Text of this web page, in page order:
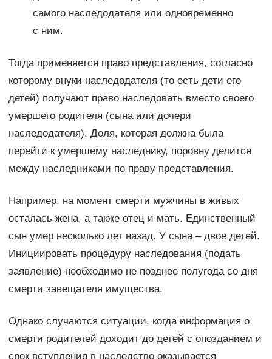
самого наследодателя или одновременно
с ним.
Тогда применяется право представления, согласно
которому внуки наследодателя (то есть дети его
детей) получают право наследовать вместо своего
умершего родителя (сына или дочери
наследодателя). Доля, которая должна была
перейти к умершему наследнику, поровну делится
между наследниками по праву представления.
Например, на момент смерти мужчины в живых
осталась жена, а также отец и мать. Единственный
сын умер несколько лет назад. У сына – двое детей.
Инициировать процедуру наследования (подать
заявление) необходимо не позднее полугода со дня
смерти завещателя имущества.
Однако случаются ситуации, когда информация о
смерти родителей доходит до детей с опозданием и
срок вступления в наследство оказывается